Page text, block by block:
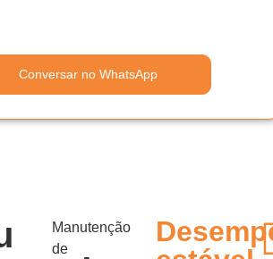
Conversar no WhatsApp
Manutenção
de